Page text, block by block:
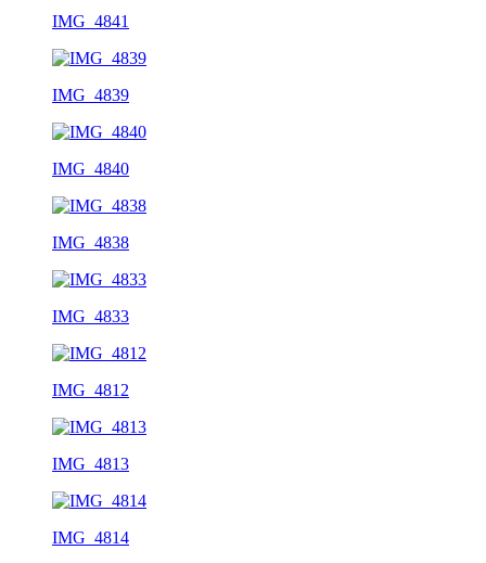
IMG_4841
IMG_4839
IMG_4840
IMG_4838
IMG_4833
IMG_4812
IMG_4813
IMG_4814